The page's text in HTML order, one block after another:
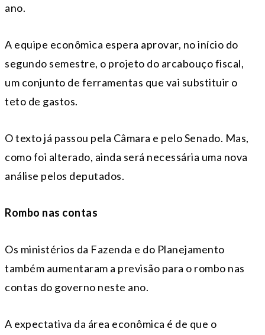
ano.
A equipe econômica espera aprovar, no início do
segundo semestre, o projeto do arcabouço fiscal,
um conjunto de ferramentas que vai substituir o
teto de gastos.
O texto já passou pela Câmara e pelo Senado. Mas,
como foi alterado, ainda será necessária uma nova
análise pelos deputados.
Rombo nas contas
Os ministérios da Fazenda e do Planejamento
também aumentaram a previsão para o rombo nas
contas do governo neste ano.
A expectativa da área econômica é de que o